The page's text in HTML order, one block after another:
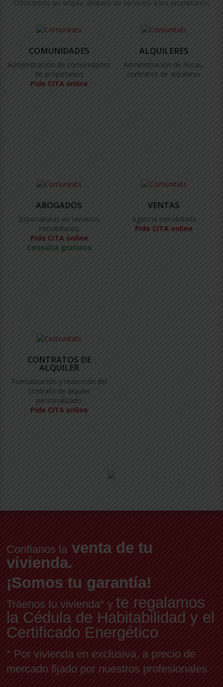
Ofrecemos un amplio abanico de servicios a los propietarios
COMUNIDADES
Administración de comunidades
de propietarios
Pide CITA online
ALQUILERES
Administración de fincas,
contratos de alquileres
ABOGADOS
Especialistas en servicios
inmobiliarios
Pide CITA online
Consulta gratuita
VENTAS
Agencia inmobiliaria
Pide CITA online
CONTRATOS DE
ALQUILER
Formalización y redacción del
contrato de alquiler
personalizado
Pide CITA online
Confíanos la venta de tu
vivienda.
¡Somos tu garantía!
Tráenos tu vivienda* yte regalamos
la Cédula de Habitabilidad y el
Certificado Energético
* Por vivienda en exclusiva, a precio de
mercado fijado por nuestros profesionales